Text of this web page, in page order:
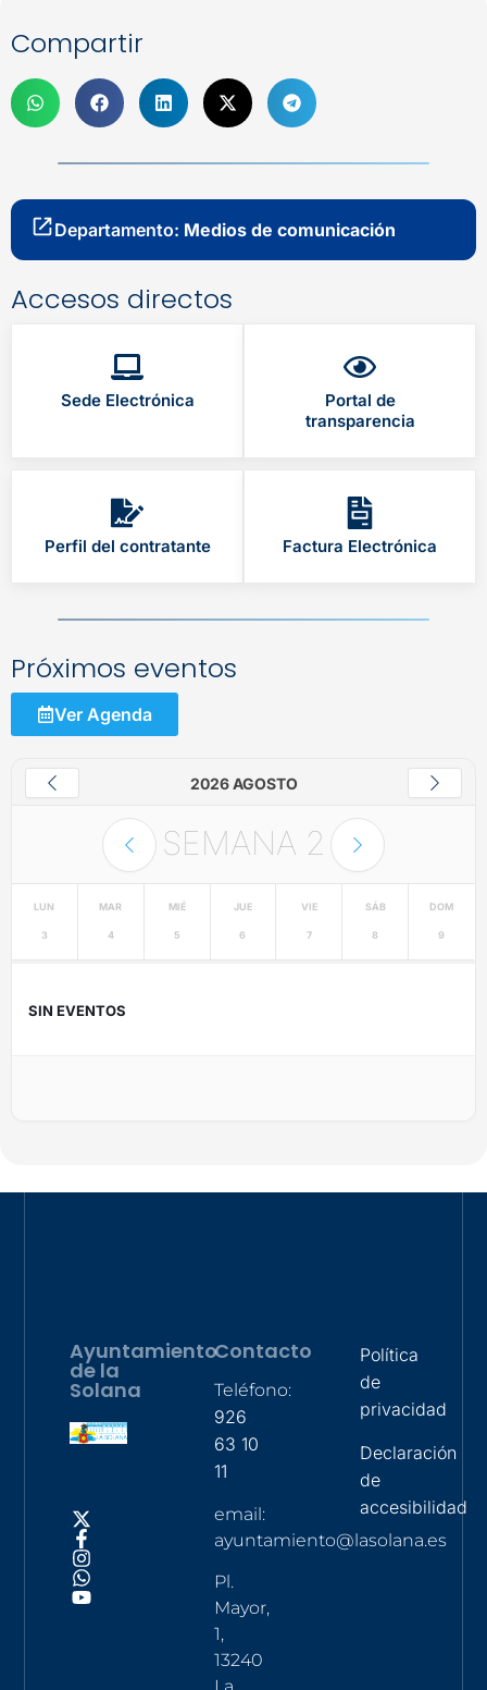
Compartir
Departamento: Medios de comunicación
Accesos directos
Sede Electrónica
Portal de
transparencia
Perfil del contratante Factura Electrónica
Próximos eventos
Ver Agenda
2026 AGOSTO
SEMANA 2
LUN
3
MAR
4
MIÉ
5
JUE
6
VIE
7
SÁB
8
DOM
9
SIN EVENTOS
Ayuntamiento
de la
Solana
Contacto
Teléfono:
926
63 10
11
email:
ayuntamiento@lasolana.es
Pl.
Mayor,
1,
13240
Política
de
privacidad
Declaración
de
accesibilidad